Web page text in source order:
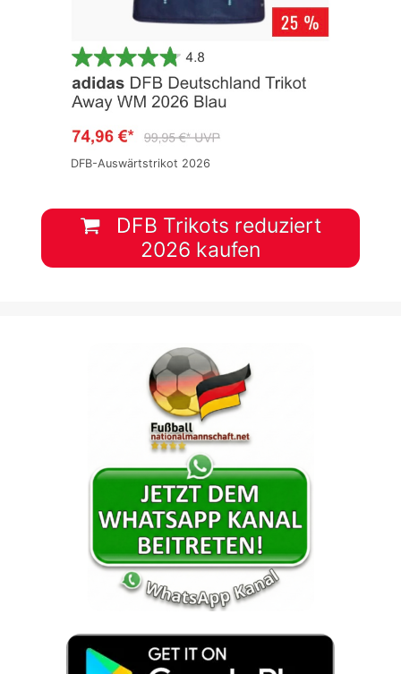
DFB-Auswärtstrikot 2026
DFB Trikots reduziert
2026 kaufen